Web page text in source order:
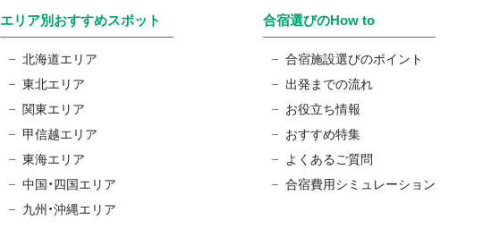
エリア別おすすめスポット
北海道エリア
東北エリア
関東エリア
甲信越エリア
東海エリア
中国・四国エリア
九州・沖縄エリア
合宿選びのHow to
合宿施設選びのポイント
出発までの流れ
お役立ち情報
おすすめ特集
よくあるご質問
合宿費用シミュレーション